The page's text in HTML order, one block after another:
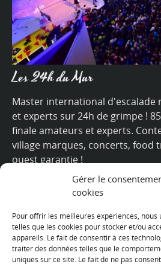
Gérer le
cookies
Pour offrir les meilleures expériences, nous
telles que les cookies pour stocker et/ou
appareils. Le fait de consentir à ces
traiter des données telles que le
uniques sur ce site. Le fait de ne pas
Les 24h du Mur
Master international d'escalade
et experts sur 24h de grimpe !
finale amateurs et experts.
village marques, concerts, food
ouest garantie !
Nous suivre